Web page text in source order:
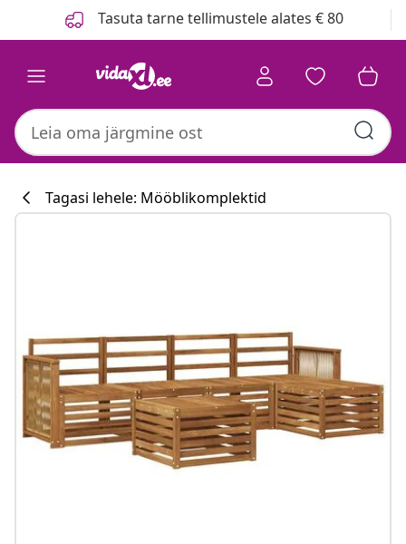
Tasuta tarne tellimustele alates € 80
#sharemevidaxl
Tagasi lehele: Mööblikomplektid